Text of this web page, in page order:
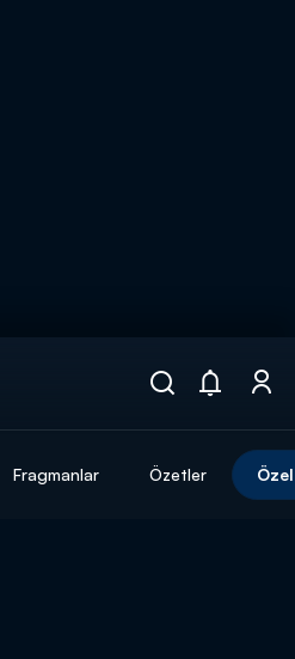
Fragmanlar Özetler